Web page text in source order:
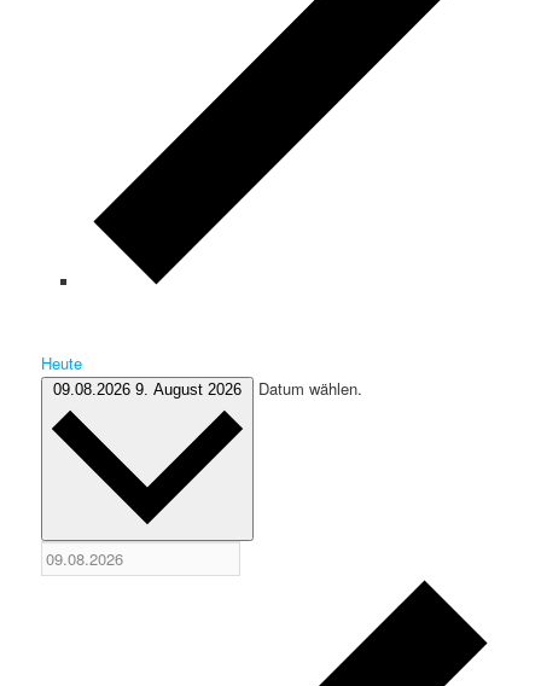
Heute
09.08.20269. August 2026 Datum wählen.